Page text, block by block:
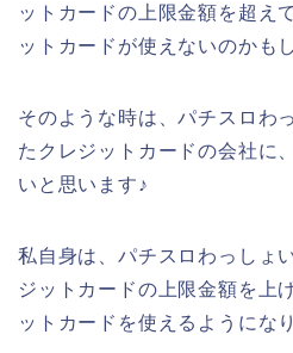
ットカードの上限金額を超え
ットカードが使えないのかも
そのような時は、パチスロわ
たクレジットカードの会社に
いと思います♪
私自身は、パチスロわっしょ
ジットカードの上限金額を上
ットカードを使えるようにな